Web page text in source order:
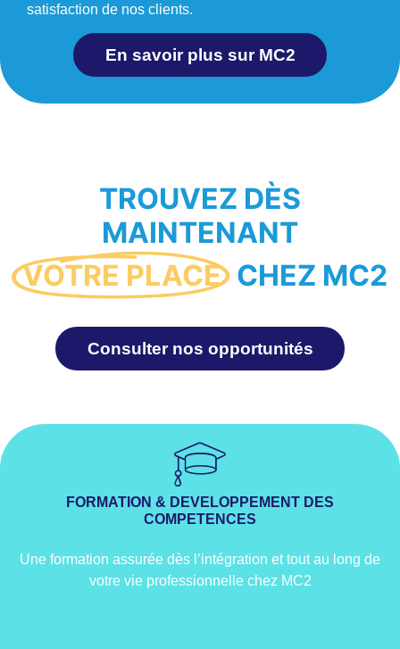
satisfaction de nos clients.
En savoir plus sur MC2
TROUVEZ DÈS
MAINTENANT
VOTRE PLACE CHEZ MC2
Consulter nos opportunités
FORMATION & DEVELOPPEMENT DES
COMPETENCES
Une formation assurée dès l’intégration et tout au long de
votre vie professionnelle chez MC2